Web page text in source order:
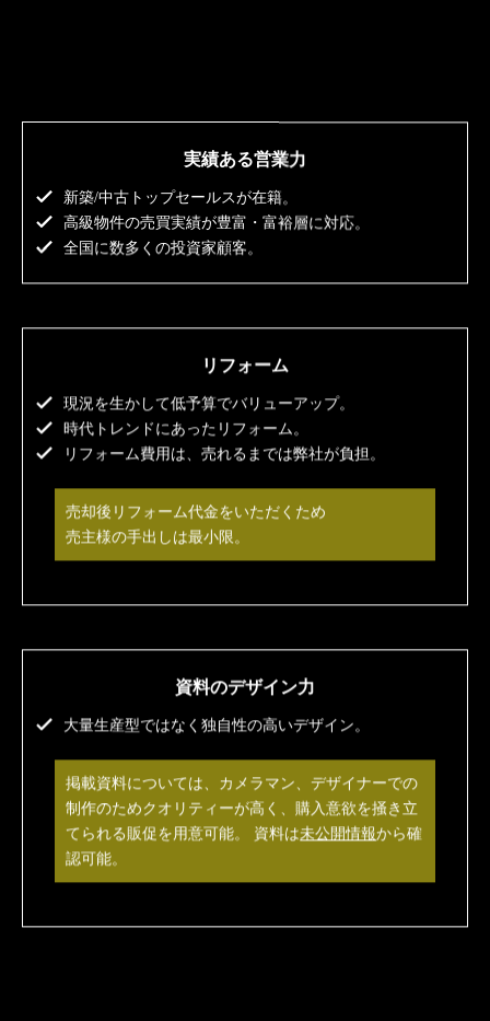
実績ある営業力
新築/中古トップセールスが在籍。
高級物件の売買実績が豊富・富裕層に対応。
全国に数多くの投資家顧客。
リフォーム
現況を生かして低予算でバリューアップ。
時代トレンドにあったリフォーム。
リフォーム費用は、売れるまでは弊社が負担。
売却後リフォーム代金をいただくため
売主様の手出しは最小限。
資料のデザイン力
大量生産型ではなく独自性の高いデザイン。
掲載資料については、カメラマン、デザイナーでの
制作のためクオリティーが高く、購入意欲を掻き立
てられる販促を用意可能。 資料は未公開情報から確
認可能。